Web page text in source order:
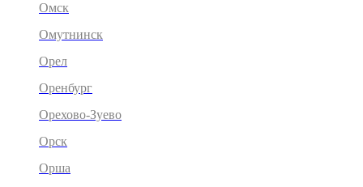
Омск
Омутнинск
Орел
Оренбург
Орехово-Зуево
Орск
Орша